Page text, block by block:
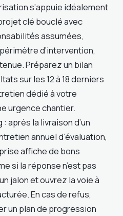
s’appuie idéalement
clé bouclé avec
assumées,
d’intervention,
Préparez un bilan
sur les 12 à 18 derniers
dédié à votre
urgence chantier.
après la livraison d’un
annuel d’évaluation,
affiche de bons
si la réponse n’est pas
jalon et ouvrez la voie à
En cas de refus,
un plan de progression